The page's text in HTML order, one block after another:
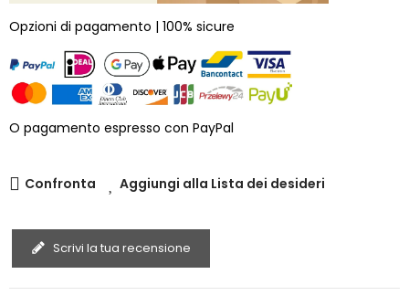
Opzioni di pagamento | 100% sicure
O pagamento espresso con PayPal
Confronta Aggiungi alla Lista dei desideri
Scrivi la tua recensione